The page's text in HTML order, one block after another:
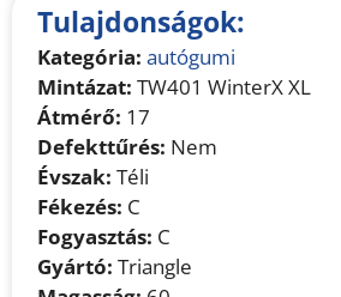
Tulajdonságok:
Kategória: autógumi
Mintázat: TW401 WinterX XL
Átmérő: 17
Defekttűrés: Nem
Évszak: Téli
Fékezés: C
Fogyasztás: C
Gyártó: Triangle